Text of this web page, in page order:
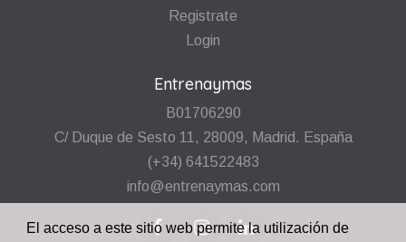
Registrate
Login
Entrenaymas
B01706290
C/ Duque de Sesto 11, 28009, Madrid. España
(+34) 641522483
info@entrenaymas.com
El acceso a este sitio web permite la utilización de